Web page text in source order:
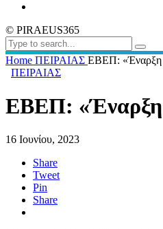
© PIRAEUS365
Home ΠΕΙΡΑΙΑΣ ΕΒΕΠ: «Έναρξη
ΠΕΙΡΑΙΑΣ
ΕΒΕΠ: «Έναρξη
16 Ιουνίου, 2023
Share
Tweet
Pin
Share